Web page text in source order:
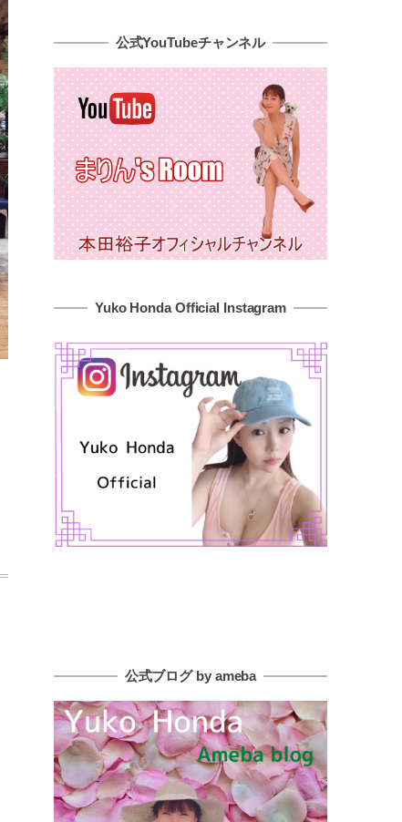
公式YouTubeチャンネル
Yuko Honda Official Instagram
公式ブログ by ameba